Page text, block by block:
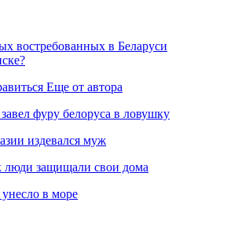
востребованных в Беларуси
Еще от автора
фуру белоруса в ловушку
издевался муж
люди защищали свои дома
в море